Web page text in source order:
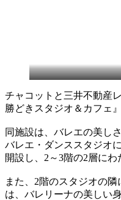
チャコットと三井不動産
勝どきスタジオ＆カフェ
同施設は、バレエの美し
バレエ・ダンススタジオ
開設し、2～3階の2層にわ
また、2階のスタジオの
は、バレリーナの美しい